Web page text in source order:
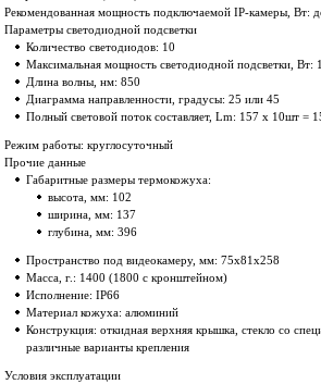
Рекомендованная мощность подключаемой IP-камеры, Вт:
Параметры светодиодной подсветки
Количество светодиодов: 10
Максимальная мощность светодиодной подсветки, Вт:
Длина волны, нм: 850
Диаграмма направленности, градусы: 25 или 45
Полный световой поток составляет, Lm: 157 x 10шт =
Режим работы: круглосуточный
Прочие данные
Габаритные размеры термокожуха:
высота, мм: 102
ширина, мм: 137
глубина, мм: 396
Пространство под видеокамеру, мм: 75x81x258
Масса, г.: 1400 (1800 с кронштейном)
Исполнение: IP66
Материал кожуха: алюминий
Конструкция: откидная верхняя крышка, стекло со
различные варианты крепления
Условия эксплуатации